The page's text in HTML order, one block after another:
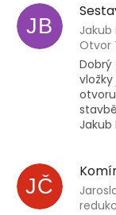
JB Jakub
Otvor
Dobrý
Jakub
JČ